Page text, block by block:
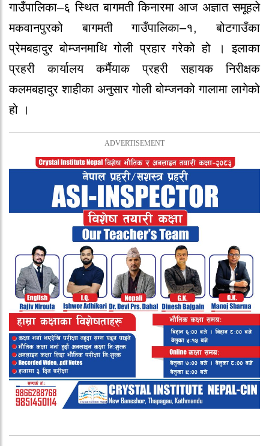
गाउँपालिका–६ स्थित बागमती किनारमा आज अज्ञात समूहले
मकवानपुरको बागमती गाउँपालिका–१, बोटगाउँका
प्रेमबहादुर बोम्जनमाथि गोली प्रहार गरेको हो । इलाका
प्रहरी कार्यालय कर्मैयाक प्रहरी सहायक निरीक्षक
कलमबहादुर शाहीका अनुसार गोली बोम्जनको गालामा लागेको
हो ।